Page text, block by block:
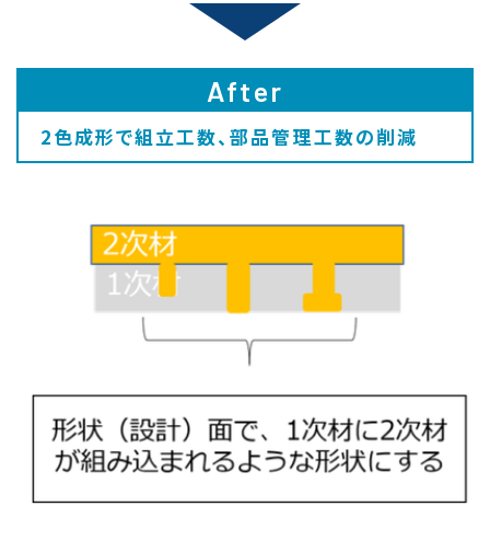
After
2色成形で組立工数、部品管理工数の削減